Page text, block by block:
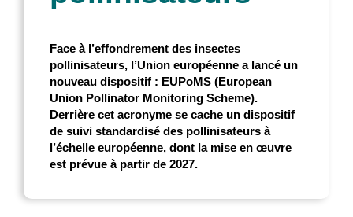
Face à l’effondrement des insectes
pollinisateurs, l’Union européenne a lancé un
nouveau dispositif : EUPoMS (European
Union Pollinator Monitoring Scheme).
Derrière cet acronyme se cache un dispositif
de suivi standardisé des pollinisateurs à
l’échelle européenne, dont la mise en œuvre
est prévue à partir de 2027.